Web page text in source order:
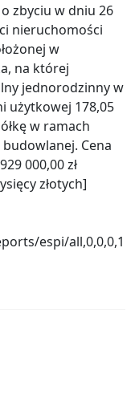
o zbyciu w dniu 26
nieruchomości
w
na której
jednorodzinny w
użytkowej 178,05
w ramach
Cena
000,00 zł
złotych]
espi/all,0,0,0,1